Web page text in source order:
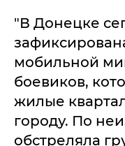
"В Донецке
мобильной
боевиков,
жилые
городу. По
обстреляла